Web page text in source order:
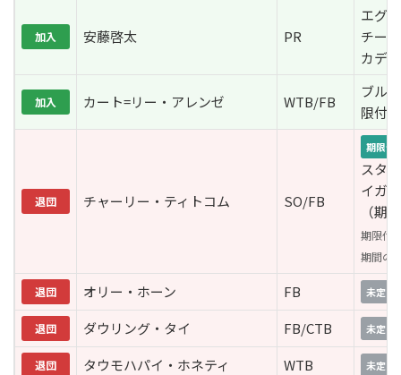
加入 安藤啓太 PR
エグ
チー
カデ
加入 カート=リー・アレンゼ WTB/FB
ブル
限付）
退団 チャーリー・ティトコム SO/FB
期限付
スタ
イガ
（期
期限付
期間の
退団 オリー・ホーン FB 未定
退団 ダウリング・タイ FB/CTB 未定
退団 タウモハパイ・ホネティ WTB 未定